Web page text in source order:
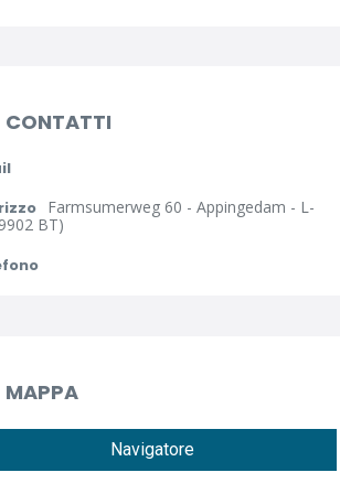
CONTATTI
Farmsumerweg 60 - Appingedam - L-
BT)
MAPPA
Navigatore